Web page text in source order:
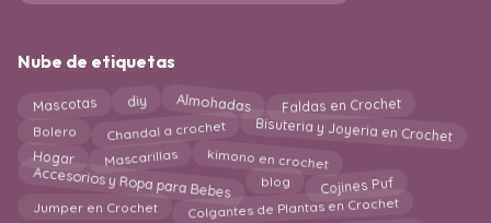
Nube de etiquetas
Mascotas diy Almohadas Faldas en Crochet
Bolero Chandal a crochet Bisuteria y Joyeria en Crochet
Hogar Mascarillas kimono en crochet
Accesorios y Ropa para Bebes blog Cojines Puf
Jumper en Crochet Colgantes de Plantas en Crochet